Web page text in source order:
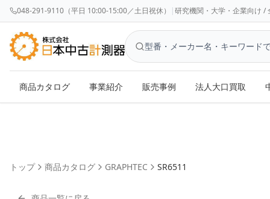
048-291-9110（平日 10:00-15:00／土日祝休） |研究機関・大学・企業向け
商品カタログ 事業紹介 販売事例 法人大口買取
トップ 商品カタログ GRAPHTEC SR6511